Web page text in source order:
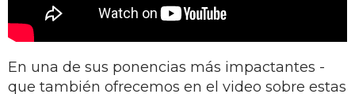
En una de sus ponencias más impactantes -
que también ofrecemos en el video sobre estas